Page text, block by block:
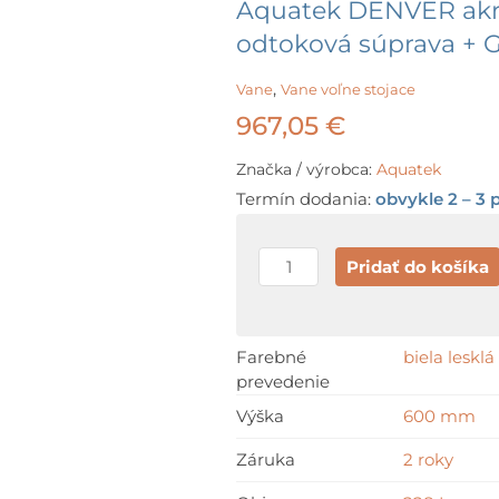
Aquatek DENVER
odtoková súprava +
Vane, Vane voľne stojace
967,05 €
Značka / výrobca: Aquatek
Termín dodania: obvykle 2 – 3
množstvo
Aquatek
akrylátová
vaňa
180
90
Pridať do košíka
Farebné
prevedenie
biela lesklá
Výška 600 mm
Záruka 2 roky